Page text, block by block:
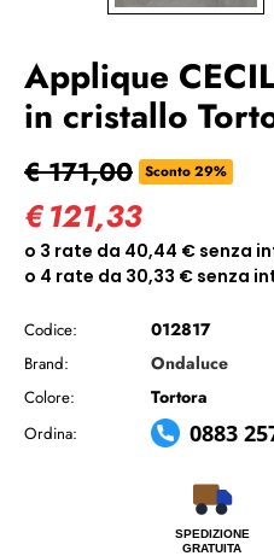
Applique
in cristallo
€ 171,00 Sconto 29%
€121,33
Codice: 012817
Brand: Ondaluce
Colore: Tortora
Ordina: 0883
SPEDIZIONE
GRATUITA